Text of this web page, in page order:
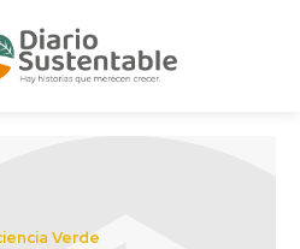
Verde